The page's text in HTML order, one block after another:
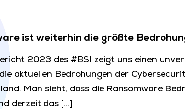
ist weiterhin die größte
2023 des #BSI zeigt uns einen
aktuellen Bedrohungen der
Man sieht, dass die Ransomware
derzeit das[…]